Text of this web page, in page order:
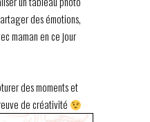
des émotions,
maman en ce jour
des moments et
de créativité